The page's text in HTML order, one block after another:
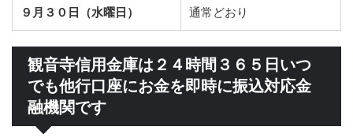
９月３０日（水曜日） 通常どおり
観音寺信用金庫は２４時間３６５日いつ
でも他行口座にお金を即時に振込対応金
融機関です